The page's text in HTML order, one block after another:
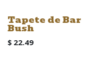
Tapete de Bar
Bush
$ 22.49